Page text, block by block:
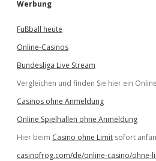
Werbung
Fußball heute
Online-Casinos
Bundesliga Live Stream
Vergleichen und finden Sie hier ein Online
Casinos ohne Anmeldung
Online Spielhallen ohne Anmeldung
Hier beim Casino ohne Limit sofort
casinofrog.com/de/online-casino/ohne-